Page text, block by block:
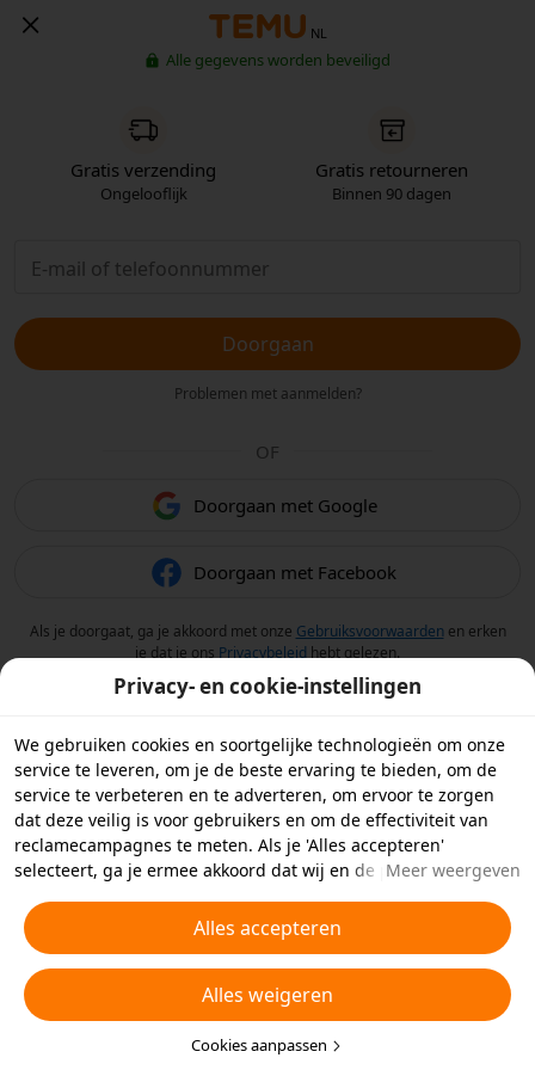
NL
Alle gegevens worden beveiligd
Gratis verzending
Ongelooflijk
Gratis retourneren
Binnen 90 dagen
Doorgaan
Problemen met aanmelden?
OF
Doorgaan met Google
Doorgaan met Facebook
Als je doorgaat, ga je akkoord met onze Gebruiksvoorwaarden en erken
je dat je ons Privacybeleid hebt gelezen.
Privacy- en cookie-instellingen
We gebruiken cookies en soortgelijke technologieën om onze
service te leveren, om je de beste ervaring te bieden, om de
service te verbeteren en te adverteren, om ervoor te zorgen
dat deze veilig is voor gebruikers en om de effectiviteit van
reclamecampagnes te meten. Als je 'Alles accepteren'
selecteert, ga je ermee akkoord dat wij en de partners
technologieën op je apparaat opslaan voor
reclamedoeleinden. Je kunt ook kiezen welke typen cookies je
wilt toestaan of afwijzen door hieronder of in je
privacyinstellingen op 'Cookies aanpassen' te klikken.
Raadpleeg voor meer informatie onsBeleid inzake cookies en
soortgelijke technologieën.
Meer weergeven
Alles accepteren
Alles weigeren
Cookies aanpassen